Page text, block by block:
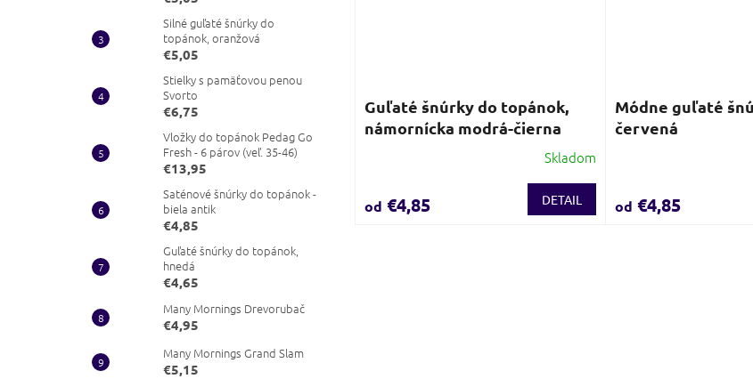
Silné guľaté šnúrky do
topánok, oranžová
€5,05
Stielky s pamäťovou penou
Svorto
€6,75
Vložky do topánok Pedag Go
Fresh - 6 párov (veľ. 35-46)
€13,95
Saténové šnúrky do topánok -
biela antik
€4,85
Guľaté šnúrky do topánok,
hnedá
€4,65
Many Mornings Drevorubač
€4,95
Many Mornings Grand Slam
€5,15
Guľaté šnúrky do topánok,
námornícka modrá-čierna
Skladom
od €4,85 DETAIL
Módne guľaté
červená
od €4,85